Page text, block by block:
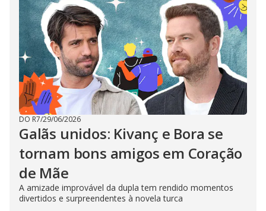
DO R7/29/06/2026
Galãs unidos: Kivanç e Bora se
tornam bons amigos em Coração
de Mãe
A amizade improvável da dupla tem rendido momentos
divertidos e surpreendentes à novela turca